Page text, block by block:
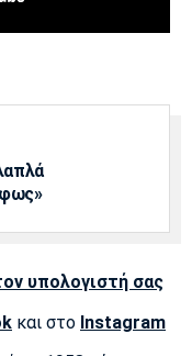
υπολογιστή σας
και στο Instagram